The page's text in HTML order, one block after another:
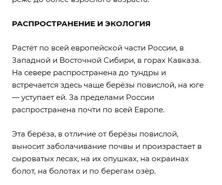
РАСПРОСТРАНЕНИЕ И ЭКОЛОГИЯ
Растёт по всей европейской части России, в
Западной и Восточной Сибири, в горах Кавказа.
На севере распространена до тундры и
встречается здесь чаще берёзы повислой, на юге
— уступает ей. За пределами России
распространена почти по всей Европе.
Эта берёза, в отличие от берёзы повислой,
выносит заболачивание почвы и произрастает в
сыроватых лесах, на их опушках, на окраинах
болот, на болотах и по берегам озёр.